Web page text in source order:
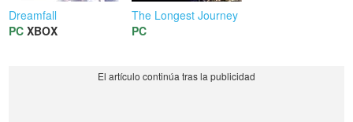
Dreamfall
PC XBOX
The Longest Journey
PC